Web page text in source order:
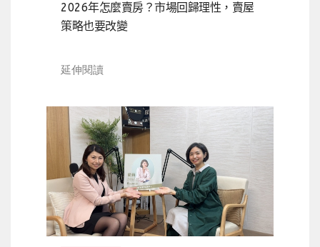
2026年怎麼賣房？市場回歸理性，賣屋
策略也要改變
延伸閱讀